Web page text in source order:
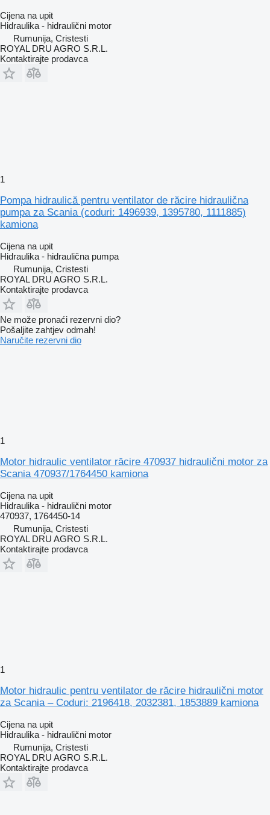
Cijena na upit
Hidraulika - hidraulični motor
Rumunija, Cristesti
ROYAL DRU AGRO S.R.L.
Kontaktirajte prodavca
1
Pompa hidraulică pentru ventilator de răcire hidraulična
pumpa za Scania (coduri: 1496939, 1395780, 1111885)
kamiona
Cijena na upit
Hidraulika - hidraulična pumpa
Rumunija, Cristesti
ROYAL DRU AGRO S.R.L.
Kontaktirajte prodavca
Ne može pronaći rezervni dio?
Pošaljite zahtjev odmah!
Naručite rezervni dio
1
Motor hidraulic ventilator răcire 470937 hidraulični motor za
Scania 470937/1764450 kamiona
Cijena na upit
Hidraulika - hidraulični motor
470937, 1764450-14
Rumunija, Cristesti
ROYAL DRU AGRO S.R.L.
Kontaktirajte prodavca
1
Motor hidraulic pentru ventilator de răcire hidraulični motor
za Scania – Coduri: 2196418, 2032381, 1853889 kamiona
Cijena na upit
Hidraulika - hidraulični motor
Rumunija, Cristesti
ROYAL DRU AGRO S.R.L.
Kontaktirajte prodavca